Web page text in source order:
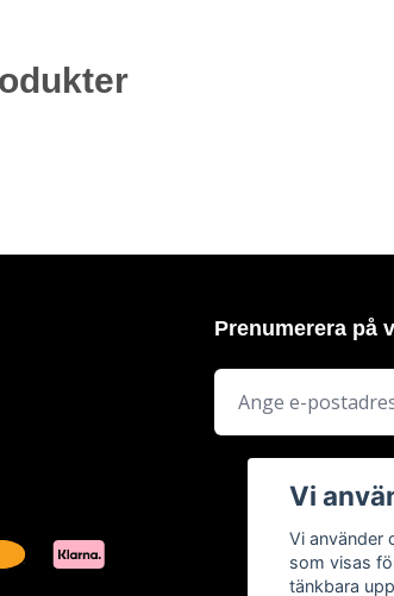
Prenumerera på
Vi
Vi använder
som visas
tänkbara